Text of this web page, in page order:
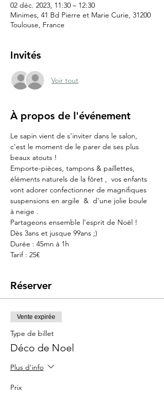
02 déc. 2023, 11:30 – 12:30
Minimes, 41 Bd Pierre et Marie Curie, 31200
Toulouse, France
Invités
Voir tout
À propos de l'événement
Le sapin vient de s'inviter dans le salon,
c'est le moment de le parer de ses plus
beaux atouts !
Emporte-pièces, tampons & paillettes,
éléments naturels de la fôret ,  vos enfants
vont adorer confectionner de magnifiques
suspensions en argile  &  d'une jolie boule
à neige .
Partageons ensemble l'esprit de Noël !
Dès 3ans et jusque 99ans ;)
Durée : 45mn à 1h
Tarif : 25€
Réserver
Vente expirée
Type de billet
Déco de Noel
Plus d'info
Prix